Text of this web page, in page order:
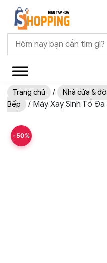
Trang chủ / Nhà cửa &
Bếp
/ Máy Xay Sinh Tố
-50%